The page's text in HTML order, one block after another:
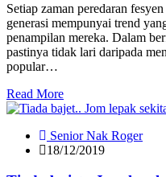
Setiap zaman peredaran
generasi mempunyai trend
penampilan mereka. Dalam
pastinya tidak lari daripada
popular…
Read More
Senior Nak Roger
18/12/2019